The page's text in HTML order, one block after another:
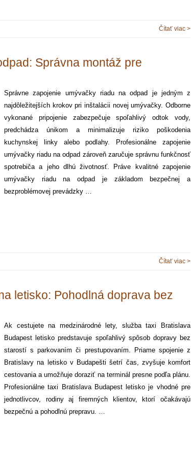
Čítať viac >
Správna montáž pre
Správne zapojenie umývačky riadu na odpad je jedným z
najdôležitejších krokov pri inštalácii novej umývačky. Odborne
vykonané pripojenie zabezpečuje spoľahlivý odtok vody,
predchádza únikom a minimalizuje riziko poškodenia
kuchynskej linky alebo podlahy. Profesionálne zapojenie
umývačky riadu na odpad zároveň zaručuje správnu funkčnosť
spotrebiča a jeho dlhú životnosť. Práve kvalitné zapojenie
umývačky riadu na odpad je základom bezpečnej a
bezproblémovej prevádzky …
Čítať viac >
letisko: Pohodlná doprava bez
Ak cestujete na medzinárodné lety, služba taxi Bratislava
Budapest letisko predstavuje spoľahlivý spôsob dopravy bez
starostí s parkovaním či prestupovaním. Priame spojenie z
Bratislavy na letisko v Budapešti šetrí čas, zvyšuje komfort
cestovania a umožňuje doraziť na terminál presne podľa plánu.
Profesionálne taxi Bratislava Budapest letisko je vhodné pre
jednotlivcov, rodiny aj firemných klientov, ktorí očakávajú
bezpečnú a pohodlnú prepravu. …